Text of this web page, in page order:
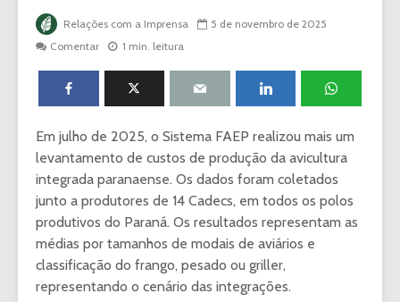
Relações com a Imprensa
5 de novembro de 2025
Comentar
1 min. leitura
Em julho de 2025, o Sistema FAEP realizou mais um
levantamento de custos de produção da avicultura
integrada paranaense. Os dados foram coletados
junto a produtores de 14 Cadecs, em todos os polos
produtivos do Paraná. Os resultados representam as
médias por tamanhos de modais de aviários e
classificação do frango, pesado ou griller,
representando o cenário das integrações.